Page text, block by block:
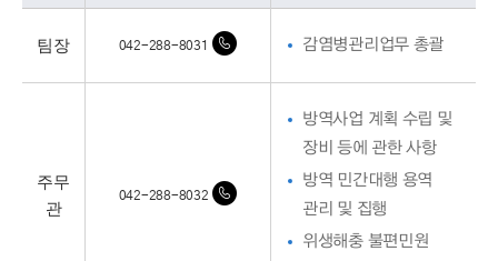
팀장 042-288-8031 감염병관리업무 총괄
주무
관
042-288-8032
방역사업 계획 수립 및
장비 등에 관한 사항
방역 민간대행 용역
관리 및 집행
위생해충 불편민원